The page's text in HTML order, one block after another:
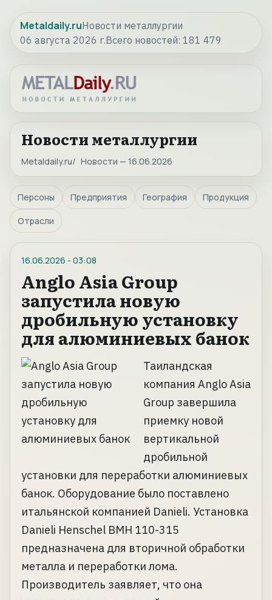
Metaldaily.ruНовости металлургии
06 августа 2026 г.Всего новостей: 181 479
Новости металлургии
Metaldaily.ru Новости — 16.06.2026
Персоны Предприятия География Продукция
Отрасли
16.06.2026 - 03:08
Anglo Asia Group
запустила новую
дробильную установку
для алюминиевых банок
Таиландская
компания Anglo Asia
Group завершила
приемку новой
вертикальной
дробильной
установки для переработки алюминиевых
банок. Оборудование было поставлено
итальянской компанией Danieli. Установка
Danieli Henschel BMH 110-315
предназначена для вторичной обработки
металла и переработки лома.
Производитель заявляет, что она